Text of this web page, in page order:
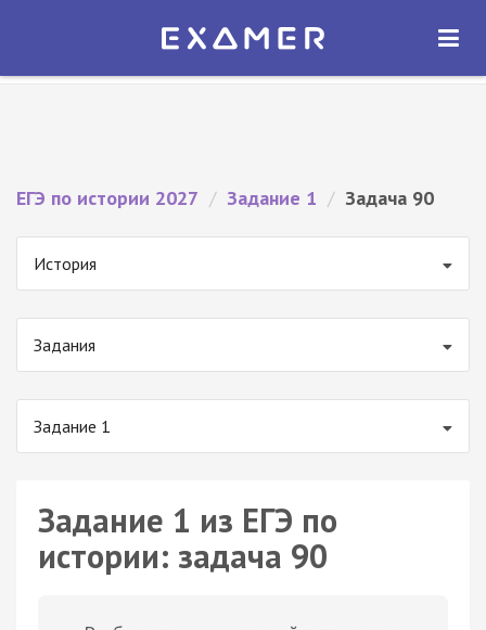
Экзамер — ЕГЭ 2027
ОТКРЫТЬ
ЕГЭ по истории 2027 / Задание 1 / Задача 90
История
Задания
Задание 1
Задание 1 из ЕГЭ по
истории: задача 90